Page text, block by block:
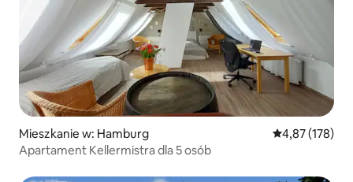
Mieszkanie w: Hamburg Średnia
4,87 (178)
Apartament Kellermistra dla 5 osób